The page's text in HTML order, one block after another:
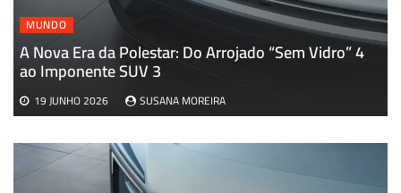
MUNDO
A Nova Era da Polestar: Do Arrojado “Sem Vidro” 4
ao Imponente SUV 3
19 JUNHO 2026 SUSANA MOREIRA